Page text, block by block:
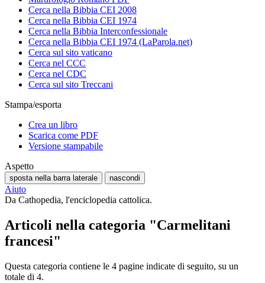
Cerca nella Bibbia CEI 2008
Cerca nella Bibbia CEI 1974
Cerca nella Bibbia Interconfessionale
Cerca nella Bibbia CEI 1974 (LaParola.net)
Cerca sul sito vaticano
Cerca nel CCC
Cerca nel CDC
Cerca sul sito Treccani
Stampa/esporta
Crea un libro
Scarica come PDF
Versione stampabile
Aspetto
sposta nella barra laterale nascondi
Aiuto
Da Cathopedia, l'enciclopedia cattolica.
Articoli nella categoria "Carmelitani
francesi"
Questa categoria contiene le 4 pagine indicate di seguito, su un
totale di 4.